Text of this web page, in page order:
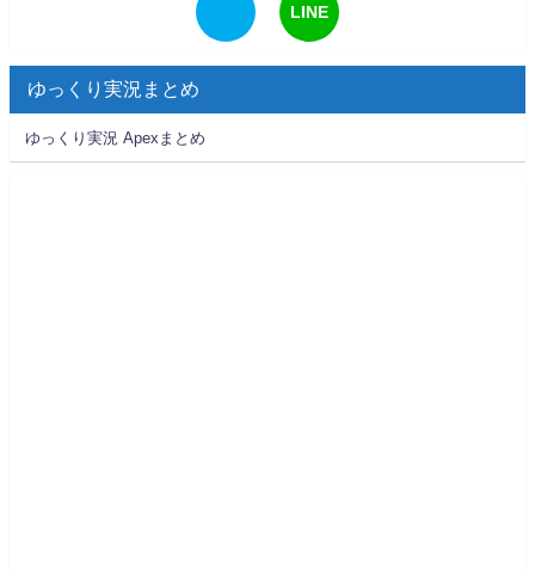
LINE
ゆっくり実況まとめ
ゆっくり実況 Apexまとめ